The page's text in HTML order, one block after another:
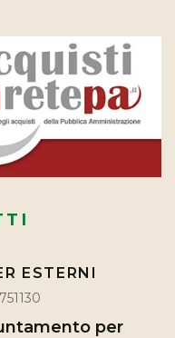
ESTERNI
per